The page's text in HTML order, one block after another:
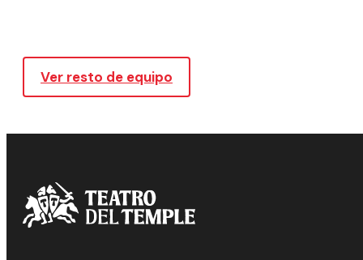
Ver resto de equipo